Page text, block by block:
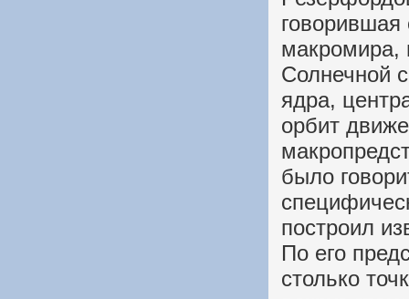
говорившая
макромира,
Солнечной
ядра,
орбит
было
построил
По его
столько